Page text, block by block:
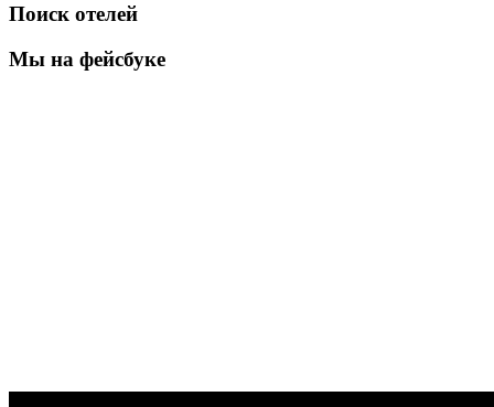
Поиск отелей
Мы на фейсбуке